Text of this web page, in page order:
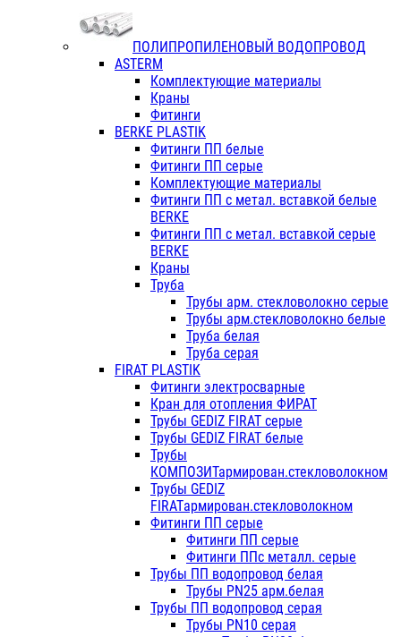
ПОЛИПРОПИЛЕНОВЫЙ ВОДОПРОВОД
ASTERM
Комплектующие материалы
Краны
Фитинги
BERKE PLASTIK
Фитинги ПП белые
Фитинги ПП серые
Комплектующие материалы
Фитинги ПП с метал. вставкой белые
BERKE
Фитинги ПП с метал. вставкой серые
BERKE
Краны
Труба
Трубы арм. стекловолокно серые
Трубы арм.стекловолокно белые
Труба белая
Труба серая
FIRAT PLASTIK
Фитинги электросварные
Кран для отопления ФИРАТ
Трубы GEDIZ FIRAT серые
Трубы GEDIZ FIRAT белые
Трубы
КОМПОЗИТармирован.стекловолокном
Трубы GEDIZ
FIRATармирован.стекловолокном
Фитинги ПП серые
Фитинги ПП серые
Фитинги ППс металл. серые
Трубы ПП водопровод белая
Трубы PN25 арм.белая
Трубы ПП водопровод серая
Трубы PN10 серая